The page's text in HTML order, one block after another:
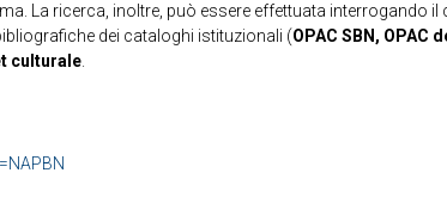
La ricerca, inoltre, può essere effettuata interrogando
dei cataloghi istituzionali (OPAC SBN, OPAC
culturale.